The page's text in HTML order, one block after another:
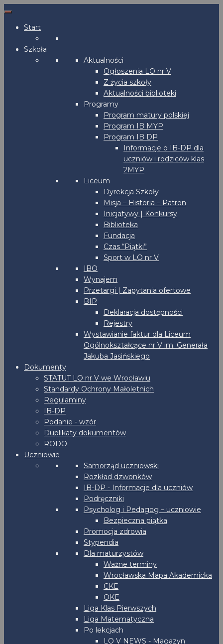
Start
Szkoła
Aktualności
Ogłoszenia LO nr V
Z życia szkoły
Aktualności biblioteki
Programy
Program matury polskiej
Program IB MYP
Program IB DP
Informacje o IB-DP dla
uczniów i rodziców klas
2MYP
Liceum
Dyrekcja Szkoły
Misja – Historia – Patron
Inicjatywy | Konkursy
Biblioteka
Fundacja
Czas “Piątki”
Sport w LO nr V
IBO
Wynajem
Przetargi | Zapytania ofertowe
BIP
Deklaracja dostępności
Rejestry
Wystawianie faktur dla Liceum
Ogólnokształcące nr V im. Generała
Jakuba Jasińskiego
Dokumenty
STATUT LO nr V we Wrocławiu
Standardy Ochrony Małoletnich
Regulaminy
IB-DP
Podanie - wzór
Duplikaty dokumentów
RODO
Uczniowie
Samorząd uczniowski
Rozkład dzwonków
IB-DP - Informacje dla uczniów
Podręczniki
Psycholog i Pedagog – uczniowie
Bezpieczna piątka
Promocja zdrowia
Stypendia
Dla maturzystów
Ważne terminy
Wrocławska Mapa Akademicka
CKE
OKE
Liga Klas Pierwszych
Liga Matematyczna
Po lekcjach
LO V NEWS - Magazyn